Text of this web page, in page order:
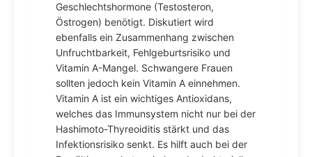
Geschlechtshormone (Testosteron,
Östrogen) benötigt. Diskutiert wird
ebenfalls ein Zusammenhang zwischen
Unfruchtbarkeit, Fehlgeburtsrisiko und
Vitamin A-Mangel. Schwangere Frauen
sollten jedoch kein Vitamin A einnehmen.
Vitamin A ist ein wichtiges Antioxidans,
welches das Immunsystem nicht nur bei der
Hashimoto-Thyreoiditis stärkt und das
Infektionsrisiko senkt. Es hilft auch bei der